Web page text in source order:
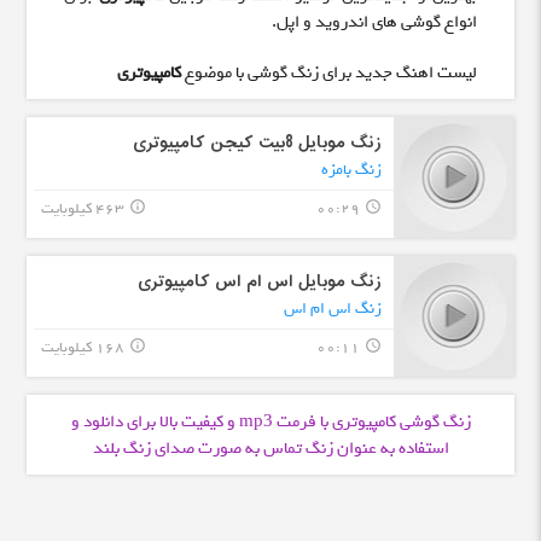
انواع گوشی های اندروید و اپل.
لیست اهنگ جدید برای زنگ گوشی با موضوعکامپیوتری
زنگ موبایل 8بیت کیجن کامپیوتری
زنگ بامزه
query_builder
00:29 463 کیلوبایت info_outline
زنگ موبایل اس ام اس کامپیوتری
زنگ اس ام اس
query_builder
00:11 168 کیلوبایت info_outline
زنگ گوشی کامپیوتری با فرمت mp3 و کیفیت بالا برای دانلود و
استفاده به عنوان زنگ تماس به صورت صدای زنگ بلند